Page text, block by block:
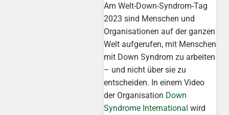
Am Welt-Down-Syndrom-Tag
2023 sind Menschen und
Organisationen auf der ganzen
Welt aufgerufen, mit Menschen
mit Down Syndrom zu arbeiten
– und nicht über sie zu
entscheiden. In einem Video
der Organisation Down
Syndrome Internationalwird